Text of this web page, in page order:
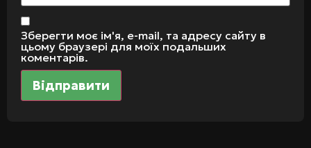
Зберегти моє ім'я, e-mail, та адресу сайту в
цьому браузері для моїх подальших
коментарів.